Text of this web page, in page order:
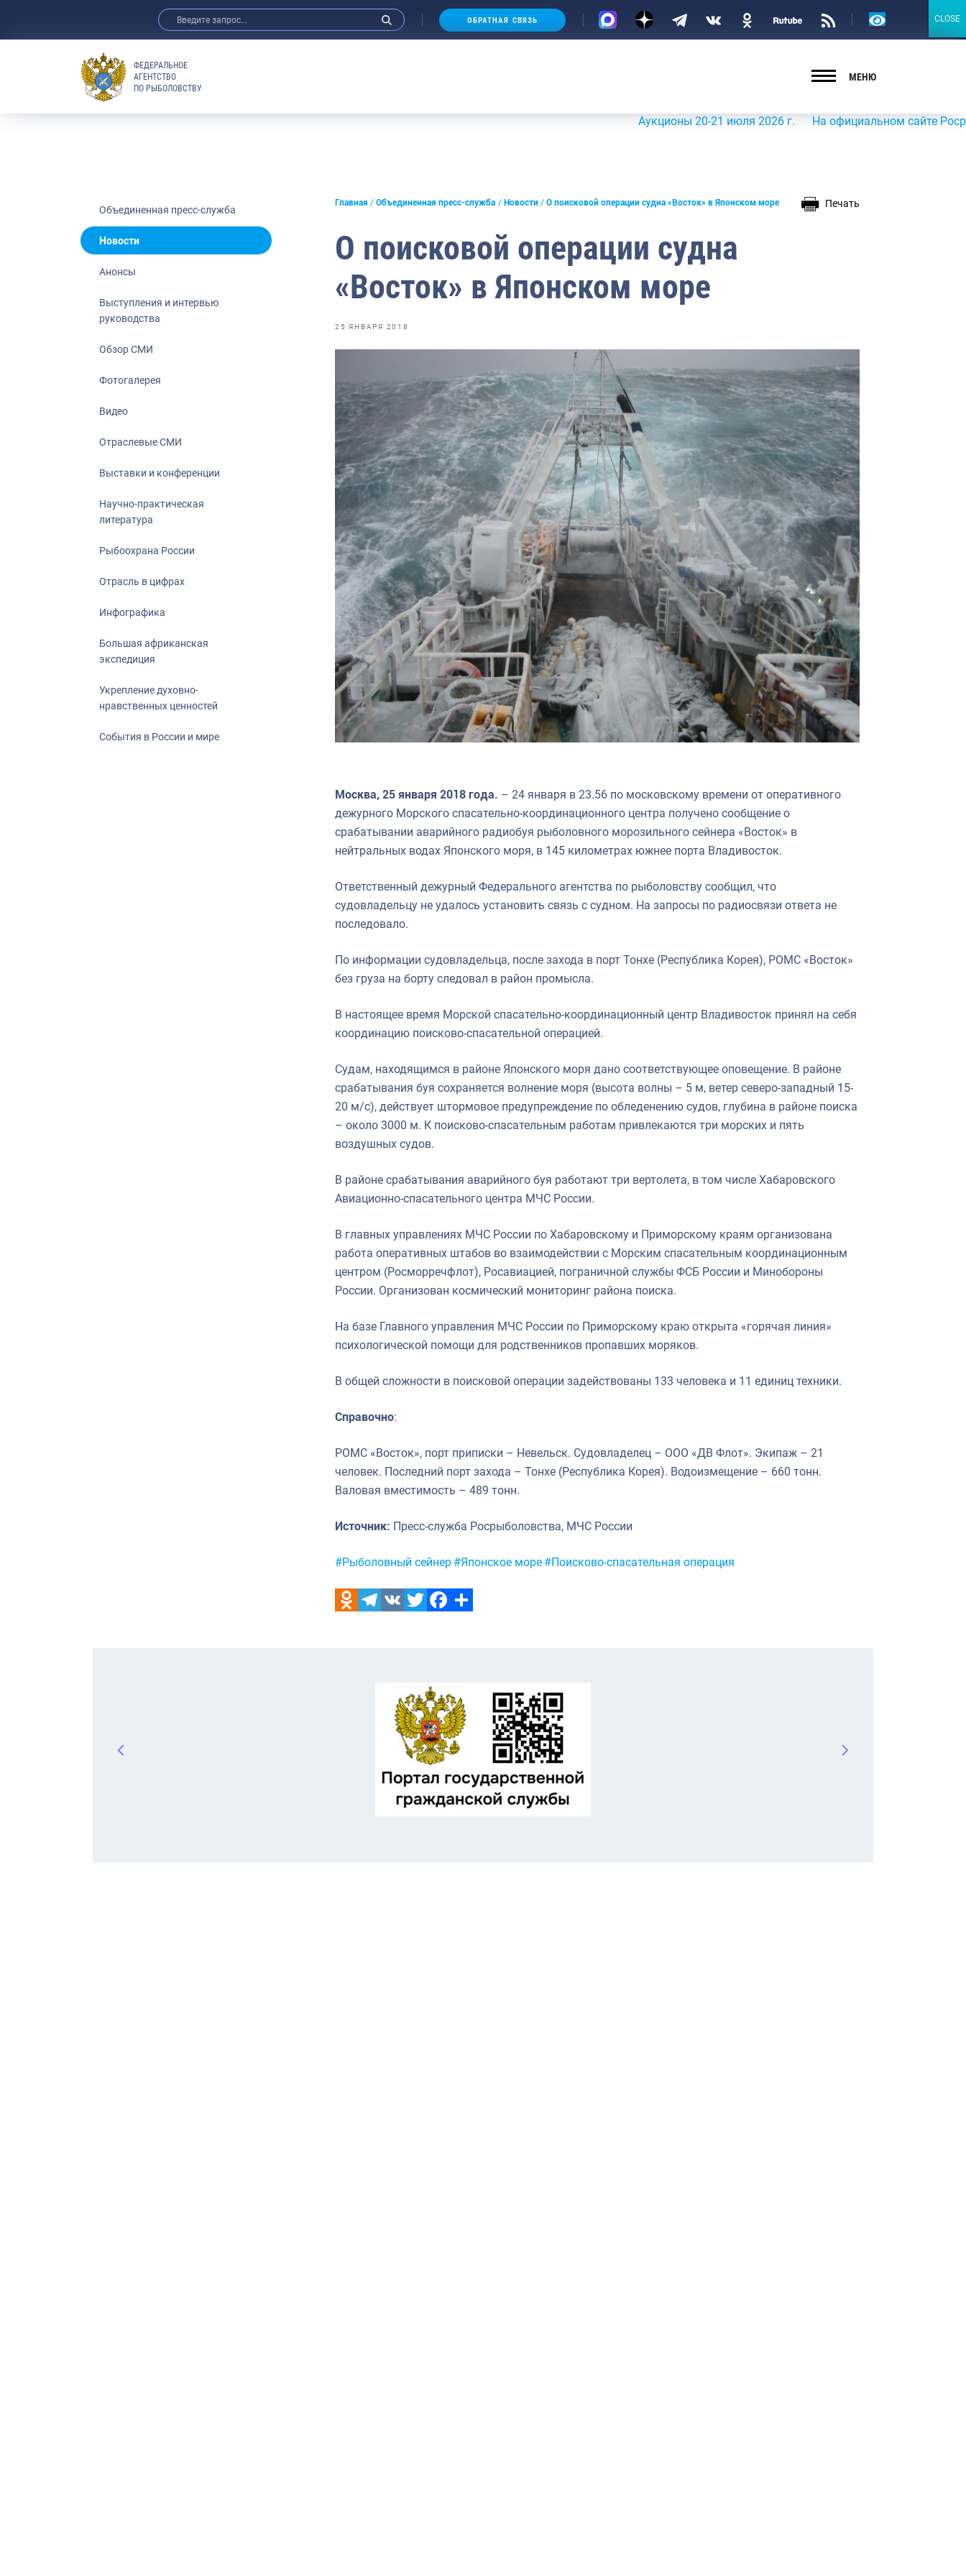
Анонсы
Отраслевые СМИ
Выставки и конференции
Научно-практическая литература
Отрасль в цифрах
Укрепление духовно-нравственных
События в России и мире
ОБРАТНАЯ СВЯЗЬ
Версия
ФЕДЕРАЛЬНОЕ
АГЕНТСТВО
ПО РЫБОЛОВСТВУ
МЕНЮ
Аукционы 20-21 июля 2026 г. На официальном сайте
Объединенная пресс-служба
Новости
Анонсы
Выступления и интервью
руководства
Обзор СМИ
Фотогалерея
Видео
Отраслевые СМИ
Выставки и конференции
Научно-практическая
литература
Рыбоохрана России
Отрасль в цифрах
Инфографика
Большая африканская
экспедиция
Укрепление духовно-
нравственных ценностей
События в России и мире
Главная Объединенная пресс-служба Новости О поисковой операции судна «Восток» в Японском море Печать
О поисковой операции судна
«Восток» в Японском море
25 ЯНВАРЯ 2018
Москва, 25 января 2018 года. – 24 января в 23.56 по московскому времени от оперативного
дежурного Морского спасательно-координационного центра получено сообщение о
срабатывании аварийного радиобуя рыболовного морозильного сейнера «Восток» в
нейтральных водах Японского моря, в 145 километрах южнее порта Владивосток.
Ответственный дежурный Федерального агентства по рыболовству сообщил, что
судовладельцу не удалось установить связь с судном. На запросы по радиосвязи ответа не
последовало.
По информации судовладельца, после захода в порт Тонхе (Республика Корея), РОМС «Восток»
без груза на борту следовал в район промысла.
В настоящее время Морской спасательно-координационный центр Владивосток принял на себя
координацию поисково-спасательной операцией.
Судам, находящимся в районе Японского моря дано соответствующее оповещение. В районе
срабатывания буя сохраняется волнение моря (высота волны – 5 м, ветер северо-западный 15-
20 м/с), действует штормовое предупреждение по обледенению судов, глубина в районе поиска
– около 3000 м. К поисково-спасательным работам привлекаются три морских и пять
воздушных судов.
В районе срабатывания аварийного буя работают три вертолета, в том числе Хабаровского
Авиационно-спасательного центра МЧС России.
В главных управлениях МЧС России по Хабаровскому и Приморскому краям организована
работа оперативных штабов во взаимодействии с Морским спасательным координационным
центром (Росморречфлот), Росавиацией, пограничной службы ФСБ России и Минобороны
России. Организован космический мониторинг района поиска.
На базе Главного управления МЧС России по Приморскому краю открыта «горячая линия»
психологической помощи для родственников пропавших моряков.
В общей сложности в поисковой операции задействованы 133 человека и 11 единиц техники.
Справочно:
РОМС «Восток», порт приписки – Невельск. Судовладелец – ООО «ДВ Флот». Экипаж – 21
человек. Последний порт захода – Тонхе (Республика Корея). Водоизмещение – 660 тонн.
Валовая вместимость – 489 тонн.
Источник: Пресс-служба Росрыболовства, МЧС России
Метки:
#Рыболовный сейнер #Японское море #Поисково-спасательная операция
CLOSE
CLOSE